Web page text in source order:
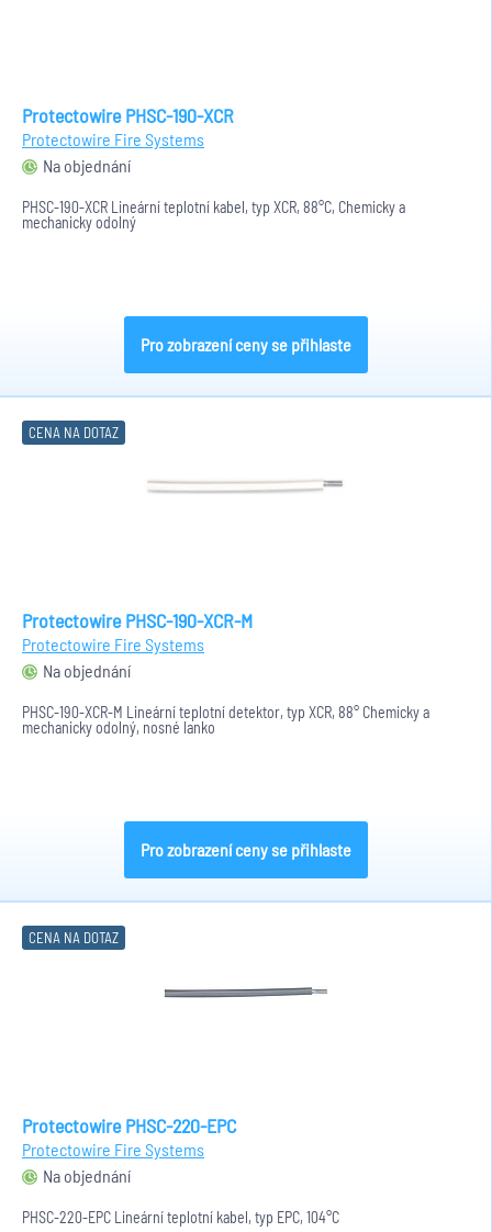
Protectowire PHSC-190-XCR
Protectowire Fire Systems
Na objednání
PHSC-190-XCR Lineární teplotní kabel, typ XCR, 88°C, Chemicky a
mechanicky odolný
Pro zobrazení ceny se přihlaste
CENA NA DOTAZ
Protectowire PHSC-190-XCR-M
Protectowire Fire Systems
Na objednání
PHSC-190-XCR-M Lineární teplotní detektor, typ XCR, 88° Chemicky a
mechanicky odolný, nosné lanko
Pro zobrazení ceny se přihlaste
CENA NA DOTAZ
Protectowire PHSC-220-EPC
Protectowire Fire Systems
Na objednání
PHSC-220-EPC Lineární teplotní kabel, typ EPC, 104°C